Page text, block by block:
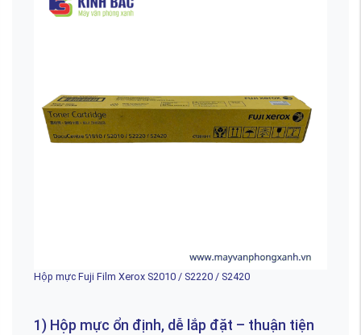
Hộp mực Fuji Film Xerox S2010 / S2220 / S2420
1) Hộp mực ổn định, dễ lắp đặt – thuận tiện